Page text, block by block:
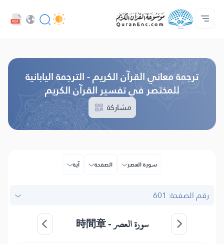
الرئيسية
فهرس التراجم
الصوتيات
خدمات المطورين - API
حول المشروع
تواصل معنا
اللغة
ترجمة معاني القرآن الكريم - الترجمة اليابانية
للمختصر في تفسير القرآن الكريم
مشاركة
سورة العصر الصفحة آية
رقم الصفحة: 601
سورة العصر -時間章